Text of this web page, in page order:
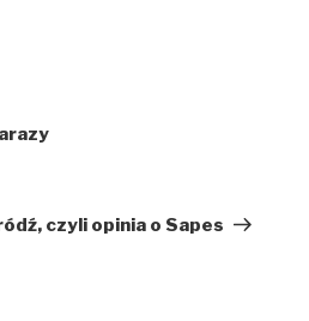
czyli opinia o Sapes